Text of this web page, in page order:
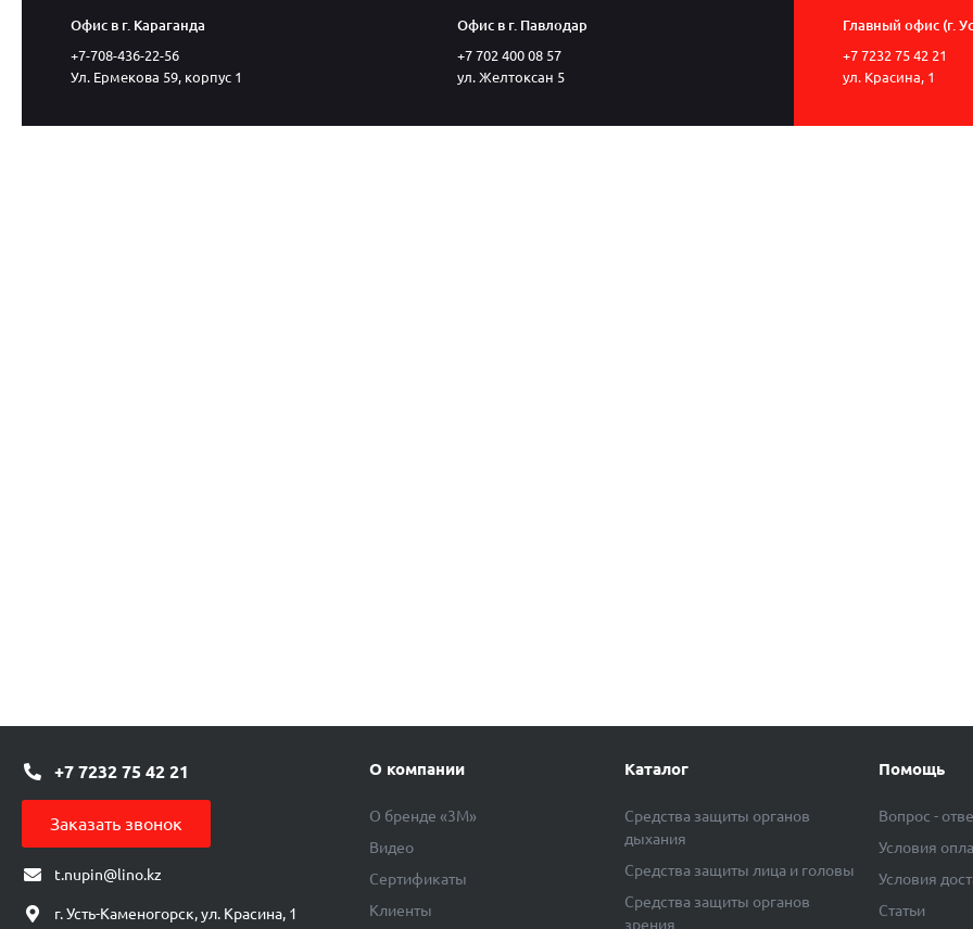
Офис в г. Караганда
+7-708-436-22-56
Ул. Ермекова 59, корпус 1
Офис в г. Павлодар
+7 702 400 08 57
ул. Желтоксан 5
Главный офис (г.
+7 7232 75 42 21
ул. Красина, 1
+7 7232 75 42 21
Заказать звонок
t.nupin@lino.kz
г. Усть-Каменогорск, ул. Красина, 1
О компании
О бренде «3М»
Видео
Сертификаты
Клиенты
Каталог
Средства защиты органов
дыхания
Средства защиты лица и головы
Средства защиты органов
зрения
Помощь
Вопрос -
Условия
Условия
Статьи